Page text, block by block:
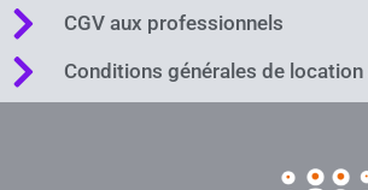
CGV aux professionnels
Conditions générales de